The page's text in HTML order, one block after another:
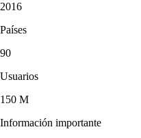
2016
Países
90
Usuarios
150 M
Información importante